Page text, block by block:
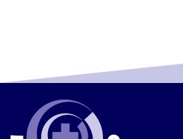
atendimento de pacientes
emergências, cirurgias e